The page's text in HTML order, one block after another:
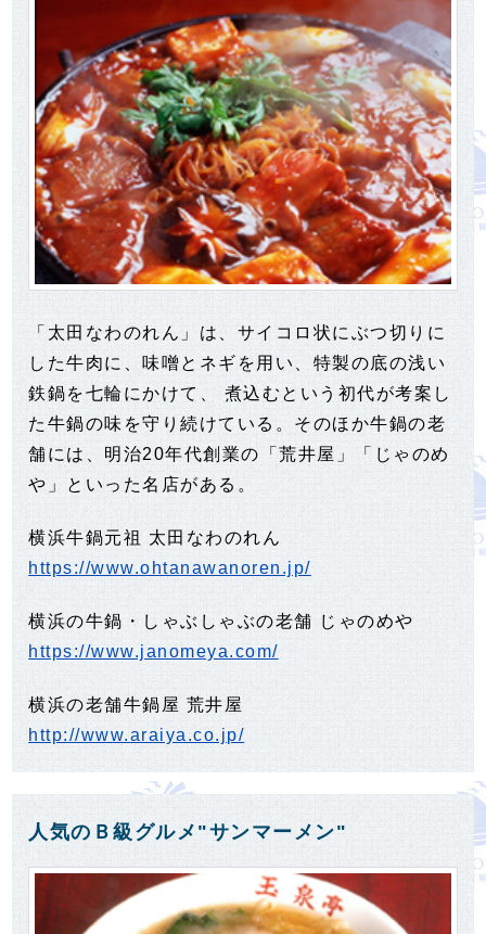
「太田なわのれん」は、サイコロ状にぶつ切りに
した牛肉に、味噌とネギを用い、特製の底の浅い
鉄鍋を七輪にかけて、 煮込むという初代が考案し
た牛鍋の味を守り続けている。そのほか牛鍋の老
舗には、明治20年代創業の「荒井屋」「じゃのめ
や」といった名店がある。
横浜牛鍋元祖 太田なわのれん
https://www.ohtanawanoren.jp/
横浜の牛鍋・しゃぶしゃぶの老舗 じゃのめや
https://www.janomeya.com/
横浜の老舗牛鍋屋 荒井屋
http://www.araiya.co.jp/
人気のＢ級グルメ"サンマーメン"